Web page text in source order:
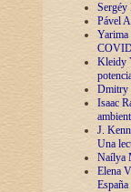
Sergéy
Pável
Yarima
Kleidy
Dmitry
Isaac
J.
Una
Naílya
Elena
España